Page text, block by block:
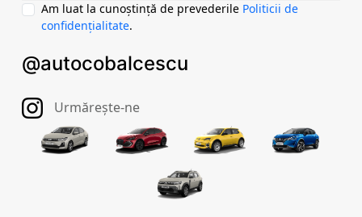
Am luat la cunoștință de prevederile Politicii de
confidențialitate.
@autocobalcescu
Urmărește-ne